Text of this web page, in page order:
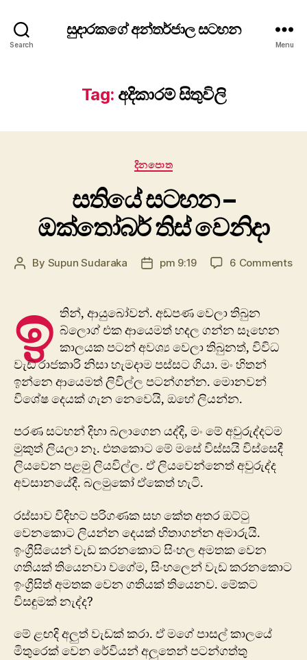
Search
සුදාරකගේ අන්තර්ජාල සටහන
Menu
Tag: අදිකාරම් සිතුවිලි
Categories
දිනපො​ත
සතියේ සටහන –
ඔක්තෝබර් තිස් වෙනිදා
Post
By Supun Sudaraka
Postpm 9:19 6 Commentson
ඉ තින්, ආයුබෝවන්. ​අඩපණ වෙලා තිබුන
බ්ලොග් එක ආයෙමත් හදල ගන්න සෑහෙන
කාලයක පටන් අවශ්‍ය වෙලා තිබුනත්, විවිධ
වැඩ රාජකාරි නිසා හැමදාම පස්සට ගියා. මං හිතන්
ඉන්නෙ ආයෙමත් ලිවිල්ල පටන්ගන්න. මොනවන්
විශේෂ දෙයක් ගැන නෙවෙයි, ඔහේ ලියන්න.
පරණ සටහන් දිහා බලාගෙන යද්දි, මං මේ අවුරුද්දටම
මුකුත් ලියලා නෑ. එතකොට මේ මසේ විස්සයි විස්සෙදී
ලියවෙන පළමු ලියවිල්ල. ඒ ලියවෙන්නෙත් අවුරුද්ද
අවසානයේදී. බලමුකෝ ඒකෙත් හැටි.
රස්සාව විදිහට පරිගණක සහ කේත අතර ඔට්ටු
වෙනකොට ලියන්න දෙයක් හිතාගන්න අමාරුයි.
ඉංග්‍රීසියෙන් වැඩ කරනකොට සිංහල අමතක වෙන
ගතියක් තියෙනවා වගේම, සිංහලෙන් වැඩ කරනකොට
ඉංග්‍රීසිත් අමතක වෙන ගතියක් තියෙනව. මේකට
විසඳුමක් නැද්ද?
මේ ළඟදි අලුත් වැඩක් කරා. ඒ මගේ පාසල් කාලයේ
මිතුරෙක් වෙන රේවියන් අලුතෙන් පටන්ගත්තු